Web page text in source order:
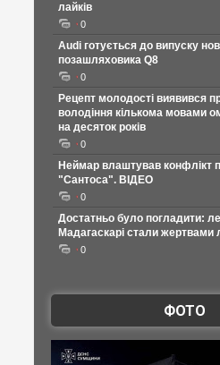
лайків
0
Audi готується до випуску
позашляховика Q8
0
Рецепт молодості виявився
володіння кількома мовами
на десяток років
0
Неймар влаштував конфлікт
"Сантоса". ВІДЕО
0
Достатньо було погладити:
Мадагаскарі стали жертвами
0
ФОТО